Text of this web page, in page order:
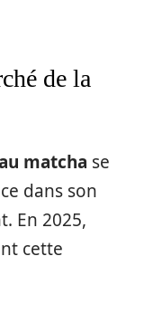
de la
matcha se
dans son
En 2025,
cette